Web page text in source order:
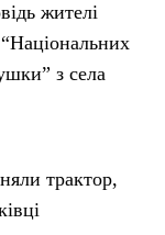
жителі
з села
трактор,